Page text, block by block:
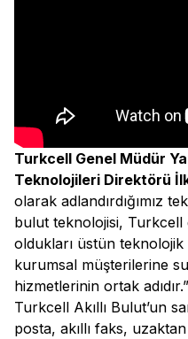
Turkcell Genel Müdür
Teknolojileri Direktörü
olarak adlandırdığımız
bulut teknolojisi,
oldukları üstün teknolojik
kurumsal müşterilerine
hizmetlerinin ortak
Turkcell Akıllı Bulut’un
posta, akıllı faks,